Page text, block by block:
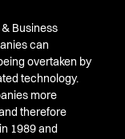
Business
can
overtaken by
technology.
more
therefore
1989 and